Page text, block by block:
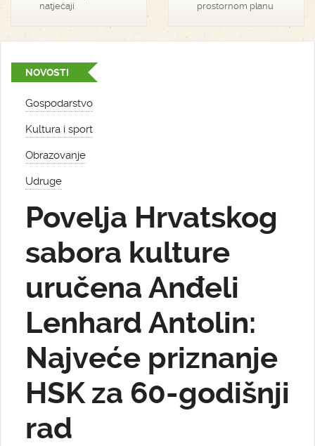
natječaji
prostornom planu
NOVOSTI
Gospodarstvo
Kultura i sport
Obrazovanje
Udruge
Povelja Hrvatskog
sabora kulture
uručena Anđeli
Lenhard Antolin:
Najveće priznanje
HSK za 60-godišnji
rad